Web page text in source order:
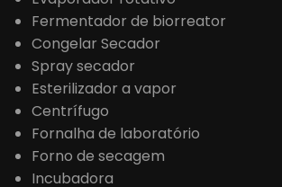
Fermentador de biorreator
Congelar Secador
Spray secador
Esterilizador a vapor
Centrífugo
Fornalha de laboratório
Forno de secagem
Incubadora